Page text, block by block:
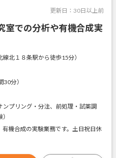
更新日： 30日以上前
室での分析や有機合成実
北１８条駅から徒歩15分）
分）
ンプリング・分注、前処理・試薬調
機合成の実験業務です。土日祝日休